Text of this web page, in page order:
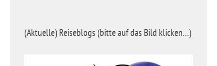
(Aktuelle) Reiseblogs (bitte auf das Bild klicken…)